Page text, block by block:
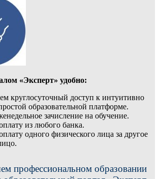
«Эксперт» удобно:
круглосуточный доступ к интуитивно
образовательной платформе.
зачисление на обучение.
из любого банка.
одного физического лица за другое
профессиональном образовании